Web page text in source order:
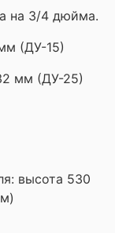
на 3/4 дюйма.
(ДУ-15)
мм (ДУ-25)
высота 530